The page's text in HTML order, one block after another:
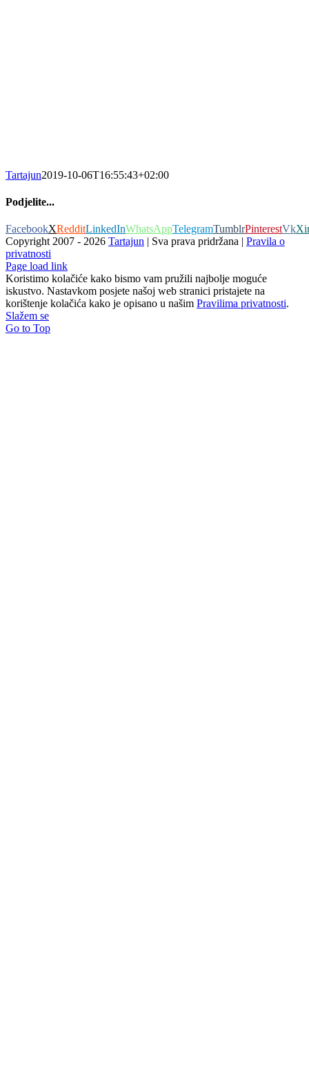
Tartajun2019-10-06T16:55:43+02:00
Podjelite...
FacebookXRedditLinkedInWhatsAppTelegramTumblrPinterestVk
Copyright 2007 - 2026 Tartajun | Sva prava pridržana | Pravila o
privatnosti
Page load link
Koristimo kolačiće kako bismo vam pružili najbolje moguće
iskustvo. Nastavkom posjete našoj web stranici pristajete na
korištenje kolačića kako je opisano u našim Pravilima privatnosti.
Slažem se
Go to Top